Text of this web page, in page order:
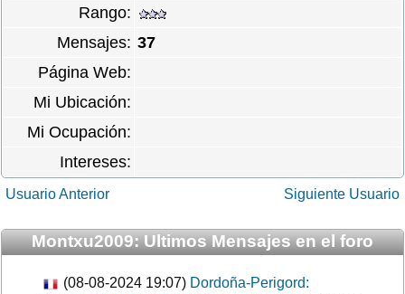
Rango:
Mensajes: 37
Página Web:
Mi Ubicación:
Mi Ocupación:
Intereses:
Usuario Anterior Siguiente Usuario
Montxu2009: Ultimos Mensajes en el foro
(08-08-2024 19:07) Dordoña-Perigord: